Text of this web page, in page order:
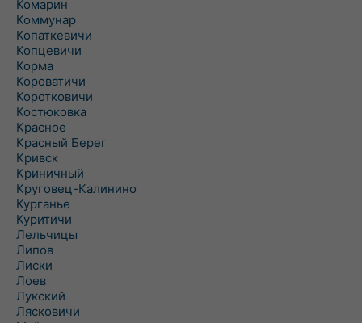
Комарин
Коммунар
Копаткевичи
Копцевичи
Корма
Короватичи
Коротковичи
Костюковка
Красное
Красный Берег
Кривск
Криничный
Круговец-Калинино
Курганье
Куритичи
Лельчицы
Липов
Лиски
Лоев
Лукский
Лясковичи